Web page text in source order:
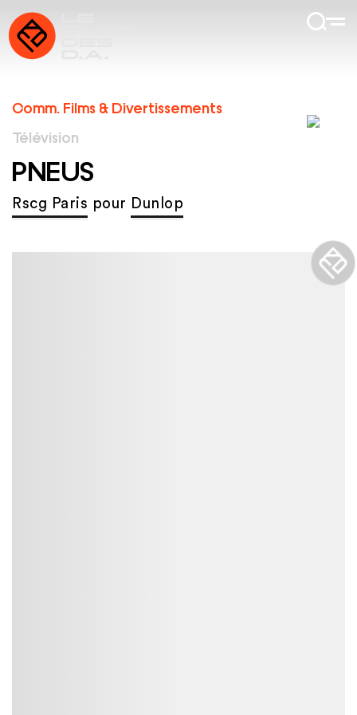
Comm. Films & Divertissements
Télévision
PNEUS
Rscg Paris pour Dunlop